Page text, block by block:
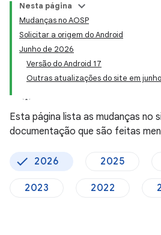
Nesta página
Mudanças no AOSP
Solicitar a origem do Android
Junho de 2026
Versão do Android 17
Outras atualizações do site em junho
Esta página lista as mudanças no
documentação que são feitas
2026 2025
2023 2022